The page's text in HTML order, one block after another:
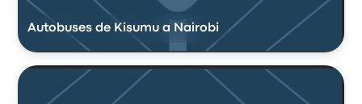
Autobuses de Kisumu a Nairobi